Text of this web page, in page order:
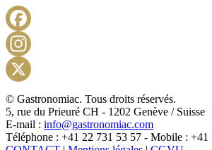
X
© Gastronomiac. Tous droits réservés.
5, rue du Prieuré CH - 1202 Genève / Suisse
E-mail : info@gastronomiac.com
Téléphone : +41 22 731 53 57 - Mobile : +41